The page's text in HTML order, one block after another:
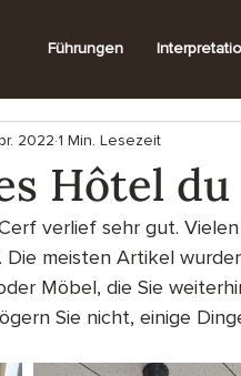
Führungen
Hôtel du
2022 1 Min. Lesezeit
verlief sehr gut.
Die meisten Artikel
Möbel, die Sie
Sie nicht, einige